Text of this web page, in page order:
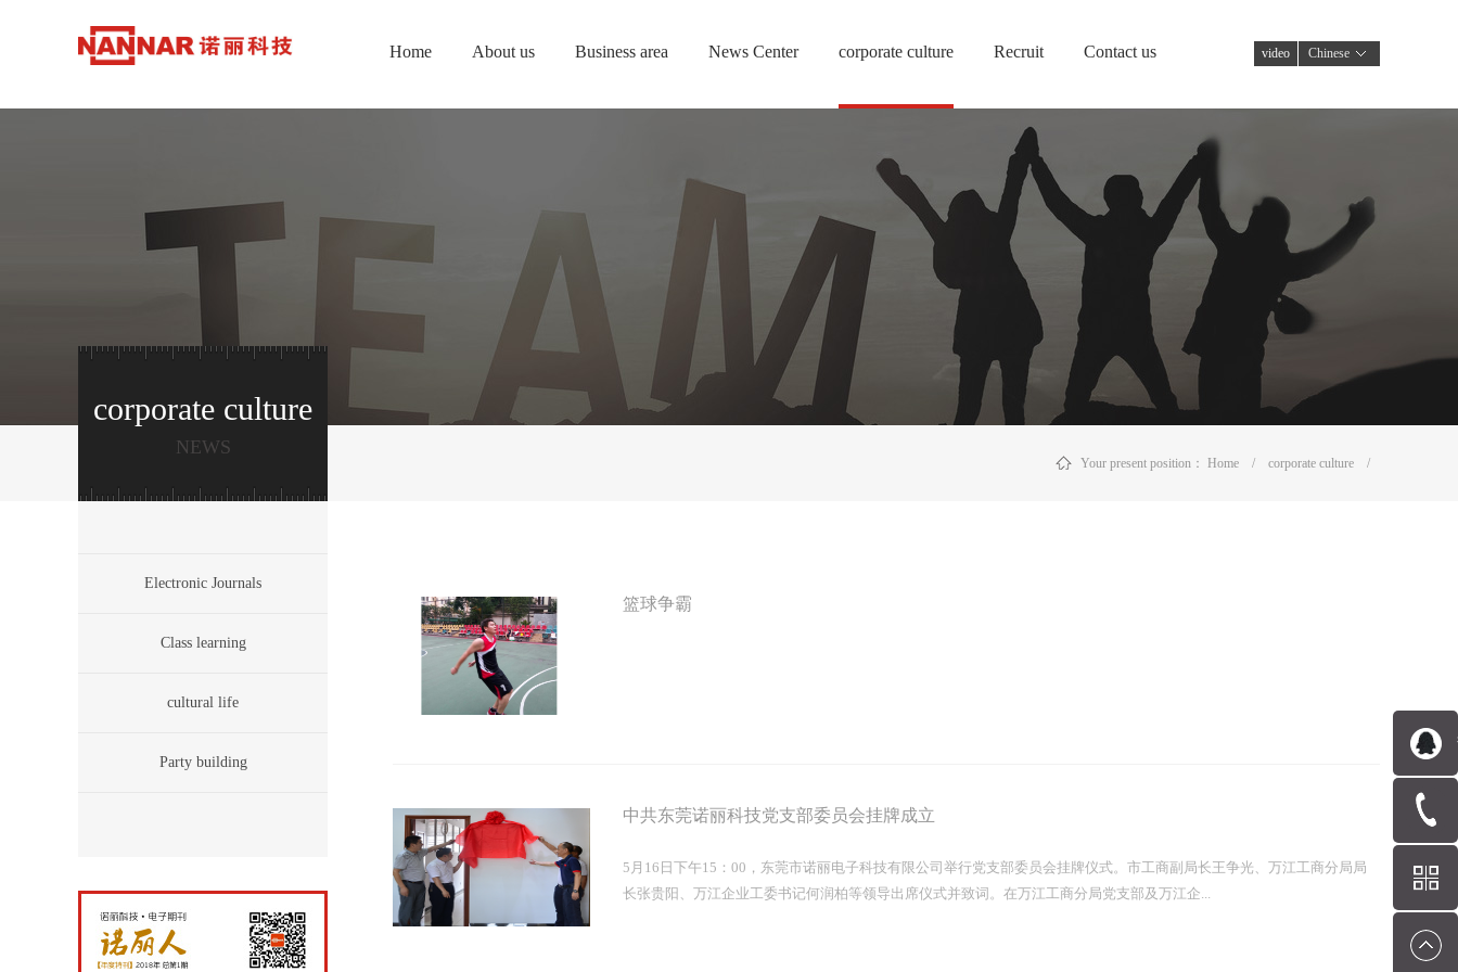
video Chinese
Home About us Business area News Center corporate culture Recruit Contact us
corporate culture
NEWS
Electronic Journals
Class learning
cultural life
Party building
Your present position： Home / corporate culture /
篮球争霸
中共东莞诺丽科技党支部委员会挂牌成立
5月16日下午15：00，东莞市诺丽电子科技有限公司举行党支部委员会挂牌仪式。市工商副局长王争光、万江工商分局局
长张贵阳、万江企业工委书记何润柏等领导出席仪式并致词。在万江工商分局党支部及万江企...